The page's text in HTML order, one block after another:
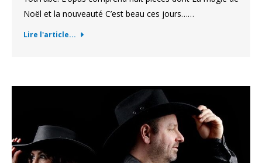
Noël et la nouveauté C’est beau ces jours……
Lire l'article...